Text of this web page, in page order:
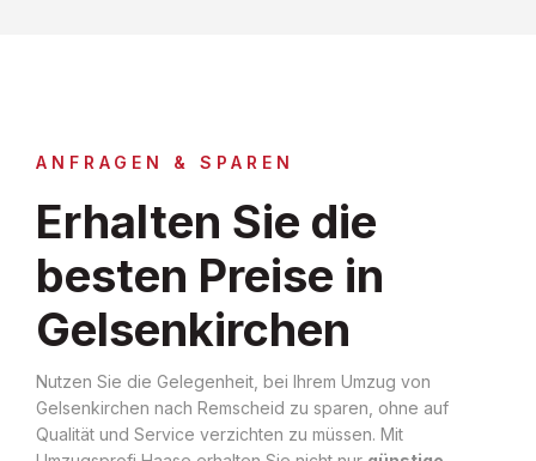
ANFRAGEN & SPAREN
Erhalten Sie die
besten Preise in
Gelsenkirchen
Nutzen Sie die Gelegenheit, bei Ihrem Umzug von
Gelsenkirchen nach Remscheid zu sparen, ohne auf
Qualität und Service verzichten zu müssen. Mit